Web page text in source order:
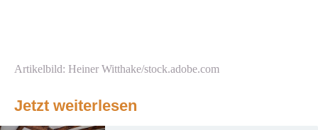
Artikelbild: Heiner Witthake/stock.adobe.com
Jetzt weiterlesen